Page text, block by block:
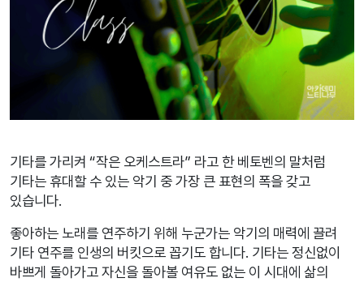
기타를 가리켜 “작은 오케스트라” 라고 한 베토벤의 말처럼
기타는 휴대할 수 있는 악기 중 가장 큰 표현의 폭을 갖고
있습니다.
좋아하는 노래를 연주하기 위해 누군가는 악기의 매력에 끌려
기타 연주를 인생의 버킷으로 꼽기도 합니다. 기타는 정신없이
바쁘게 돌아가고 자신을 돌아볼 여유도 없는 이 시대에 삶의